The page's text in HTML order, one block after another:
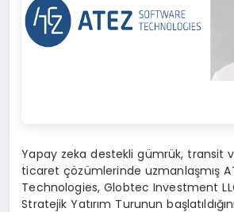
Yapay zeka destekli gümrük, transit
ticaret çözümlerinde uzmanlaşmış
Technologies, Globtec Investment
Stratejik Yatırım Turunun